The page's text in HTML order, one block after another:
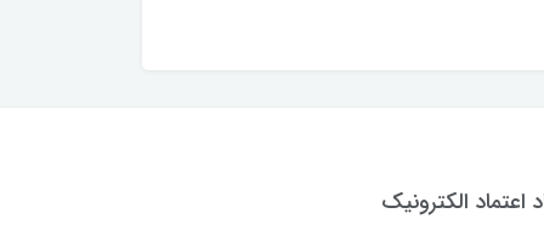
اعتماد الکترونیک